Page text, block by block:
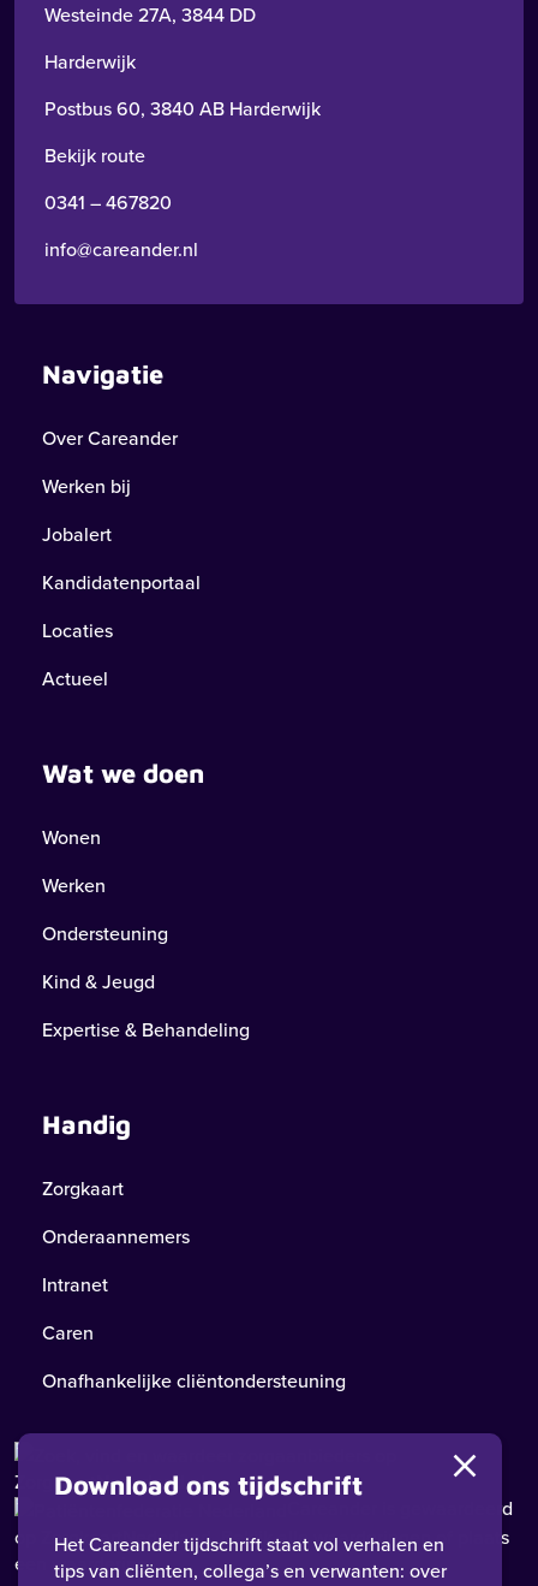
Westeinde 27A, 3844 DD
Harderwijk
Postbus 60, 3840 AB Harderwijk
Bekijk route
0341 – 467820
info@careander.nl
Navigatie
Over Careander
Werken bij
Jobalert
Kandidatenportaal
Locaties
Actueel
Wat we doen
Wonen
Werken
Ondersteuning
Kind & Jeugd
Expertise & Behandeling
Handig
Zorgkaart
Onderaannemers
Intranet
Caren
Onafhankelijke cliëntondersteuning
is gewaardeerd
op ZorgkaartNederland.Bekijk alle waarderingenof
plaats
een waardering
Download ons tijdschrift
Het Careander tijdschrift staat vol verhalen en
tips van cliënten, collega’s en verwanten: over